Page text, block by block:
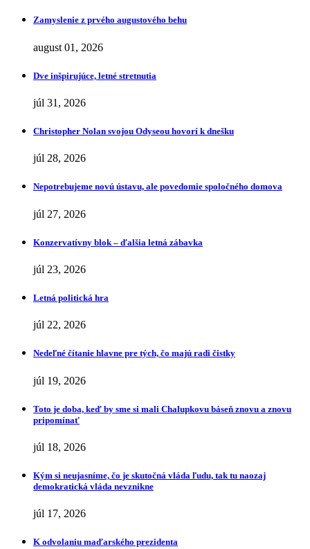
Zamyslenie z prvého augustového behu
august 01, 2026
Dve inšpirujúce, letné stretnutia
júl 31, 2026
Christopher Nolan svojou Odyseou hovorí k dnešku
júl 28, 2026
Nepotrebujeme novú ústavu, ale povedomie spoločného domova
júl 27, 2026
Konzervatívny blok – ďalšia letná zábavka
júl 23, 2026
Letná politická hra
júl 22, 2026
Nedeľné čítanie hlavne pre tých, čo majú radi čistky
júl 19, 2026
Toto je doba, keď by sme si mali Chalupkovu báseň znovu a znovu
pripomínať
júl 18, 2026
Kým si neujasníme, čo je skutočná vláda ľudu, tak tu naozaj
demokratická vláda nevznikne
júl 17, 2026
K odvolaniu maďarského prezidenta